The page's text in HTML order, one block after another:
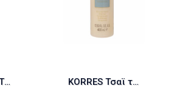
Vichy Purete Thermale 3 in 1 Cleanser 300ml KORRES Τσαϊ του Ολύμπου Αφρώδης Κρέμα Καθαρισμού Special Edition 400ml